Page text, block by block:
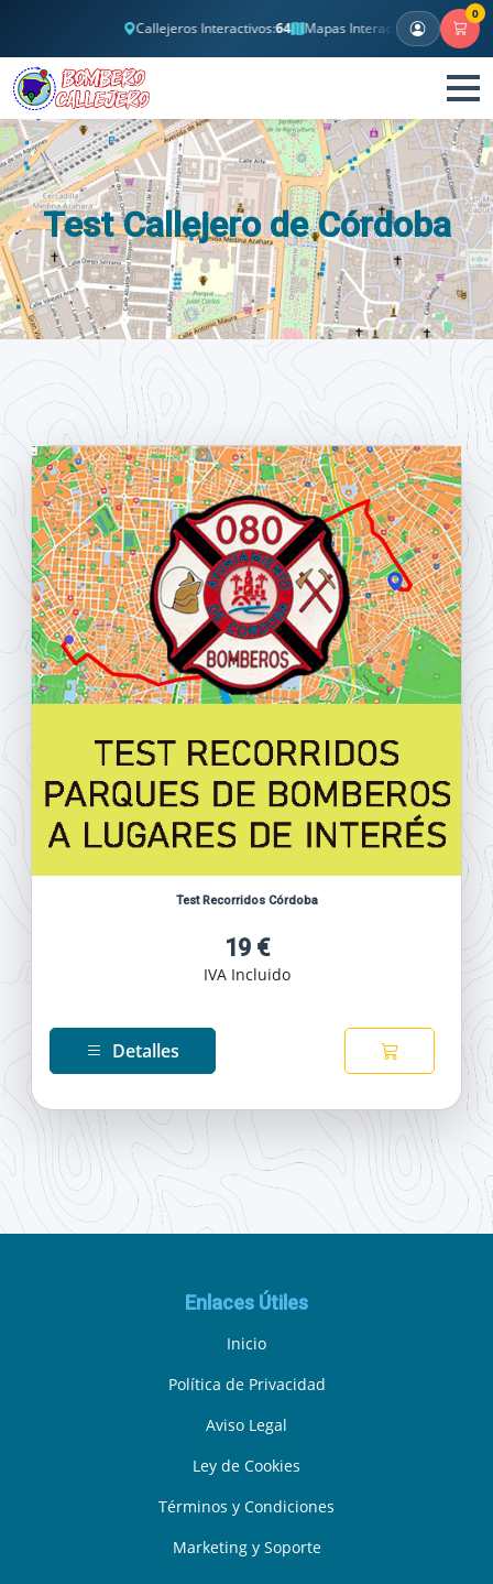
Callejeros Interactivos:64 Mapas Interactivos:2 Banco
0
Test Callejero de Córdoba
Test Recorridos Córdoba
19 €
IVA Incluido
Detalles
Enlaces Útiles
Inicio
Política de Privacidad
Aviso Legal
Ley de Cookies
Términos y Condiciones
Marketing y Soporte